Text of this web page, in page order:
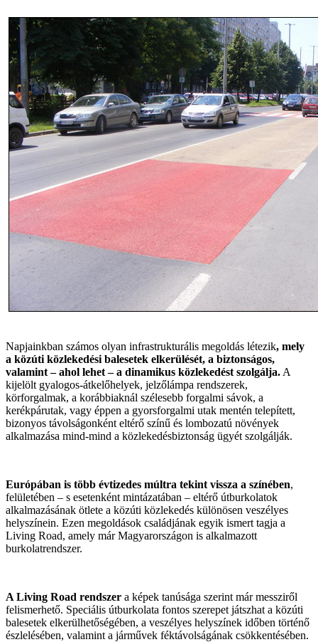
Napjainkban számos olyan infrastrukturális megoldás létezik, mely
a közúti közlekedési balesetek elkerülését, a biztonságos,
valamint – ahol lehet – a dinamikus közlekedést szolgálja. A
kijelölt gyalogos-átkelőhelyek, jelzőlámpa rendszerek,
körforgalmak, a korábbiaknál szélesebb forgalmi sávok, a
kerékpárutak, vagy éppen a gyorsforgalmi utak mentén telepített,
bizonyos távolságonként eltérő színű és lombozatú növények
alkalmazása mind-mind a közlekedésbiztonság ügyét szolgálják.
Európában is több évtizedes múltra tekint vissza a színében,
felületében – s esetenként mintázatában – eltérő útburkolatok
alkalmazásának ötlete a közúti közlekedés különösen veszélyes
helyszínein. Ezen megoldások családjának egyik ismert tagja a
Living Road, amely már Magyarországon is alkalmazott
burkolatrendszer.
A Living Road rendszer a képek tanúsága szerint már messziről
felismerhető. Speciális útburkolata fontos szerepet játszhat a közúti
balesetek elkerülhetőségében, a veszélyes helyszínek időben történő
észlelésében, valamint a járművek féktávolságának csökkentésében.